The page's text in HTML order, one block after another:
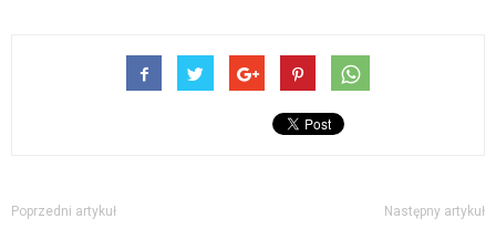
Poprzedni artykuł Następny artykuł